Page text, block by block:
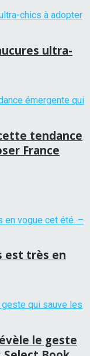
ultra-
tendance
France
est très en
le geste